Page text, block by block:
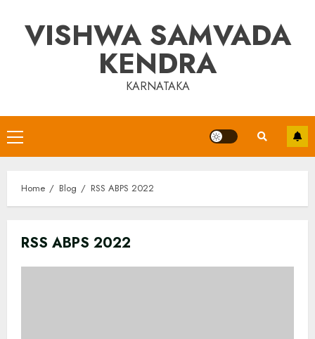
contentVISHWA SAMVADA
KENDRA
KARNATAKA
Primary
Menu
Home Blog RSS ABPS 2022
RSS ABPS 2022